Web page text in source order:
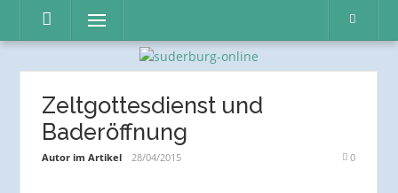
Inhalt
Menü
Zeltgottesdienst und
Baderöffnung
Autor im Artikel 28/04/2015 0